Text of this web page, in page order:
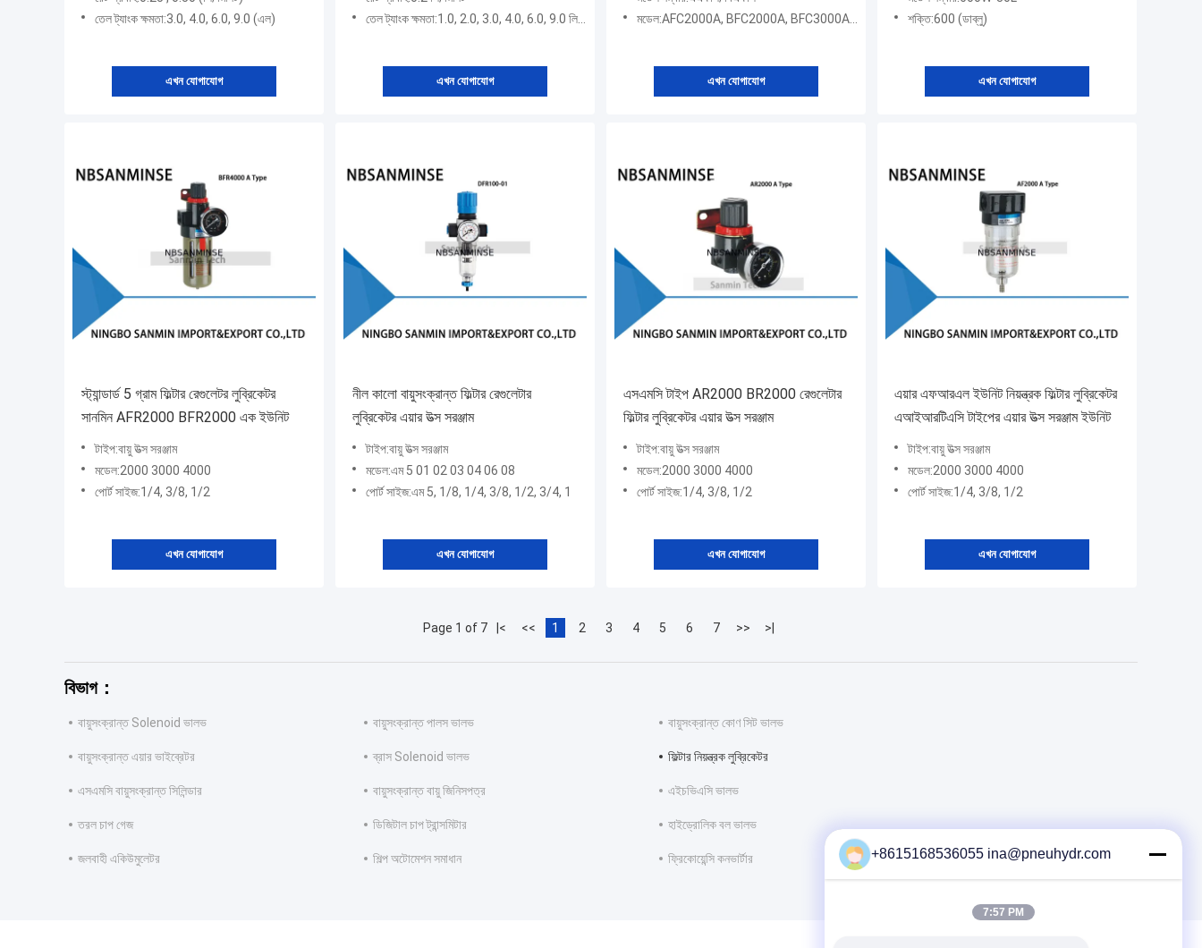
তেল ট্যাংক ক্ষমতা:3.0, 4.0, 6.0, 9.0 (এল)
এখন যোগাযোগ
তেল ট্যাংক ক্ষমতা:1.0, 2.0, 3.0, 4.0, 6.0, 9.0 লিটার
এখন যোগাযোগ
মডেল:AFC2000A, BFC2000A, BFC3000A, BFC4000A
এখন যোগাযোগ
শক্তি:600 (ডাব্লু)
এখন যোগাযোগ
স্ট্যান্ডার্ড 5 গ্রাম ফিল্টার রেগুলেটর লুব্রিকেটর
সানমিন AFR2000 BFR2000 এক ইউনিট
টাইপ:বায়ু উত্স সরঞ্জাম
মডেল:2000 3000 4000
পোর্ট সাইজ:1/4, 3/8, 1/2
এখন যোগাযোগ
নীল কালো বায়ুসংক্রান্ত ফিল্টার রেগুলেটার
লুব্রিকেটর এয়ার উত্স সরঞ্জাম
টাইপ:বায়ু উত্স সরঞ্জাম
মডেল:এম 5 01 02 03 04 06 08
পোর্ট সাইজ:এম 5, 1/8, 1/4, 3/8, 1/2, 3/4, 1
এখন যোগাযোগ
এসএমসি টাইপ AR2000 BR2000 রেগুলেটার
ফিল্টার লুব্রিকেটর এয়ার উত্স সরঞ্জাম
টাইপ:বায়ু উত্স সরঞ্জাম
মডেল:2000 3000 4000
পোর্ট সাইজ:1/4, 3/8, 1/2
এখন যোগাযোগ
এয়ার এফআরএল ইউনিট নিয়ন্ত্রক ফিল্টার লুব্রিকেটর
এআইআরটিএসি টাইপের এয়ার উত্স সরঞ্জাম ইউনিট
টাইপ:বায়ু উত্স সরঞ্জাম
মডেল:2000 3000 4000
পোর্ট সাইজ:1/4, 3/8, 1/2
এখন যোগাযোগ
Page 1 of 7 |< << 1 2 3 4 5 6 7 >> >|
বিভাগ：
বায়ুসংক্রান্ত Solenoid ভালভ বায়ুসংক্রান্ত পালস ভালভ বায়ুসংক্রান্ত কোণ সিট ভালভ
বায়ুসংক্রান্ত এয়ার ভাইব্রেটর ব্রাস Solenoid ভালভ ফিল্টার নিয়ন্ত্রক লুব্রিকেটর
এসএমসি বায়ুসংক্রান্ত সিলিন্ডার বায়ুসংক্রান্ত বায়ু জিনিসপত্র এইচভিএসি ভালভ
তরল চাপ গেজ ডিজিটাল চাপ ট্রান্সমিটার হাইড্রোলিক বল ভালভ
জলবাহী একিউমুলেটর শিল্প অটোমেশন সমাধান ফ্রিকোয়েন্সি কনভার্টার +8615168536055 ina@pneuhydr.com
7:57 PM